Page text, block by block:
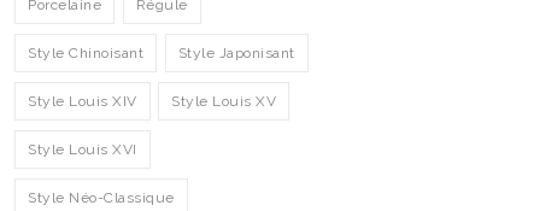
Porcelaine Régule
Style Chinoisant Style Japonisant
Style Louis XIV Style Louis XV
Style Louis XVI
Style Néo-Classique